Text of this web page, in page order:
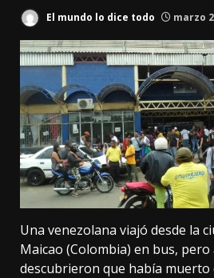
El mundo lo dice todo marzo
Una venezolana viajó desde la
Maicao (Colombia) en bus,
descubrieron que había muerto